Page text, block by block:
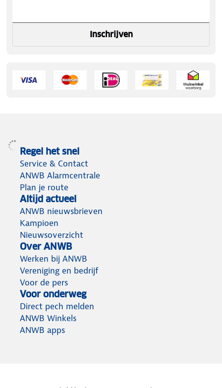
Inschrijven
Regel het snel
Service & Contact
ANWB Alarmcentrale
Plan je route
Altijd actueel
ANWB nieuwsbrieven
Kampioen
Nieuwsoverzicht
Over ANWB
Werken bij ANWB
Vereniging en bedrijf
Voor de pers
Voor onderweg
Direct pech melden
ANWB Winkels
ANWB apps